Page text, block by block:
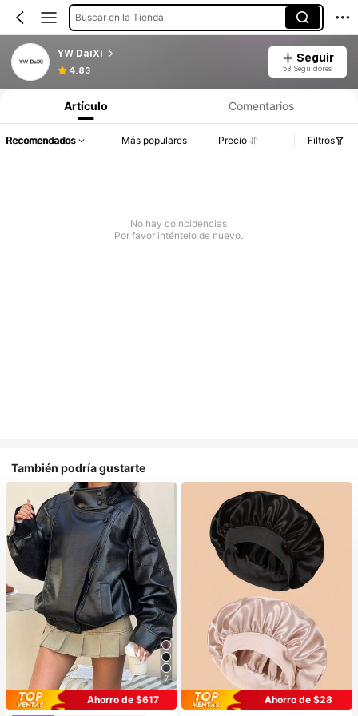
Buscar en la Tienda
YW DaiXi
4.83
Seguir
53 Seguidores
Artículo Comentarios
Recomendados Más populares Precio Filtros
No hay coincidencias
Por favor inténtelo de nuevo.
También podría gustarte
7
Ahorro de $617
#1 Más vendidos
en Bombardeo Chaquetas de mujer
¡Casi agotado!
Ahorro de $28